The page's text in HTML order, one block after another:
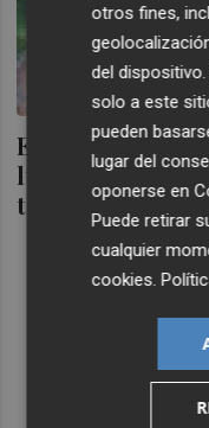
Estrenos de la
luna': El Allen
tributo a
otros fines,
del
solo a este
pueden
lugar del
oponerse en
Puede retirar
cualquier
cookies .